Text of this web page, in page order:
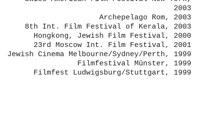
2003
Archepelago Rom, 2003
8th Int. Film Festival of Kerala, 2003
Hongkong, Jewish Film Festival, 2000
23rd Moscow Int. Film Festival, 2001
Jewish Cinema Melbourne/Sydney/Perth, 1999
Filmfestival Münster, 1999
Filmfest Ludwigsburg/Stuttgart, 1999